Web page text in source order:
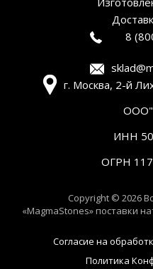
8
ИНН
г. Москва, 2-й
ОГРН
Copyright © 2026
«MagmaStones» поставки
Согласие на
Политика